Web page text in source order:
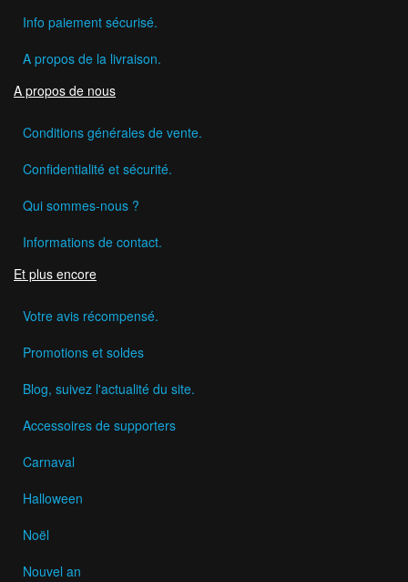
Info paiement sécurisé.
A propos de la livraison.
A propos de nous
Conditions générales de vente.
Confidentialité et sécurité.
Qui sommes-nous ?
Informations de contact.
Et plus encore
Votre avis récompensé.
Promotions et soldes
Blog, suivez l'actualité du site.
Accessoires de supporters
Carnaval
Halloween
Noël
Nouvel an